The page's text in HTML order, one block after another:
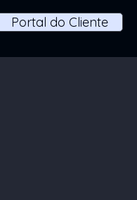
Portal do Cliente